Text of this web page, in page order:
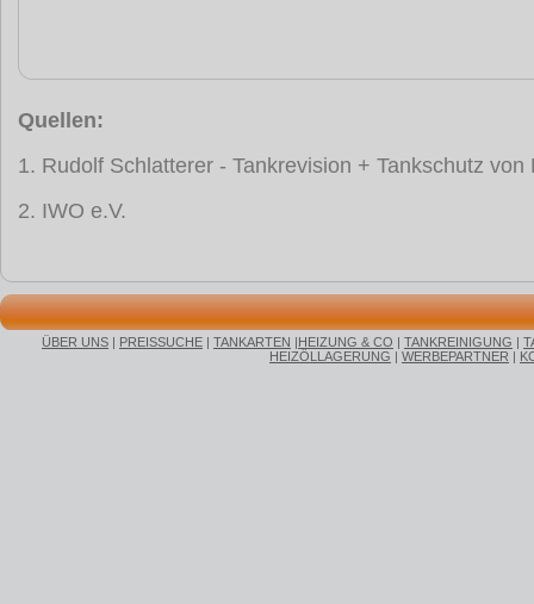
Quellen:
1. Rudolf Schlatterer - Tankrevision + Tankschutz
2. IWO e.V.
ÜBER UNS | PREISSUCHE | TANKARTEN |HEIZUNG & CO | TANKREINIGUNG |
HEIZÖLLAGERUNG | WERBEPARTNER |